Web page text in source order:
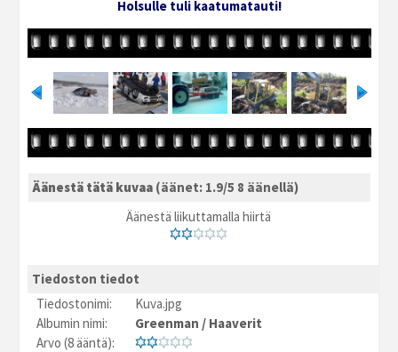
Holsulle tuli kaatumatauti!
Äänestä tätä kuvaa (äänet: 1.9/5 8 äänellä)
Äänestä liikuttamalla hiirtä
Tiedoston tiedot
Tiedostonimi:
Kuva.jpg
Albumin nimi:
Greenman / Haaverit
Arvo (8 ääntä):